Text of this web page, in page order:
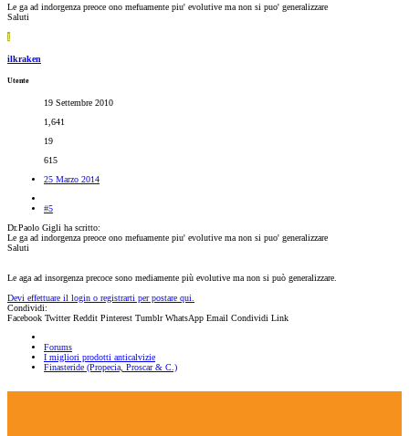
Le ga ad indorgenza preoce ono mefuamente piu' evolutive ma non si puo' generalizzare
Saluti
I
ilkraken
Utente
19 Settembre 2010
1,641
19
615
25 Marzo 2014
#5
Dr.Paolo Gigli ha scritto:
Le ga ad indorgenza preoce ono mefuamente piu' evolutive ma non si puo' generalizzare
Saluti
Le aga ad insorgenza precoce sono mediamente più evolutive ma non si può generalizzare.
Devi effettuare il login o registrarti per postare qui.
Condividi:
Facebook Twitter Reddit Pinterest Tumblr WhatsApp Email Condividi Link
Forums
I migliori prodotti anticalvizie
Finasteride (Propecia, Proscar & C.)